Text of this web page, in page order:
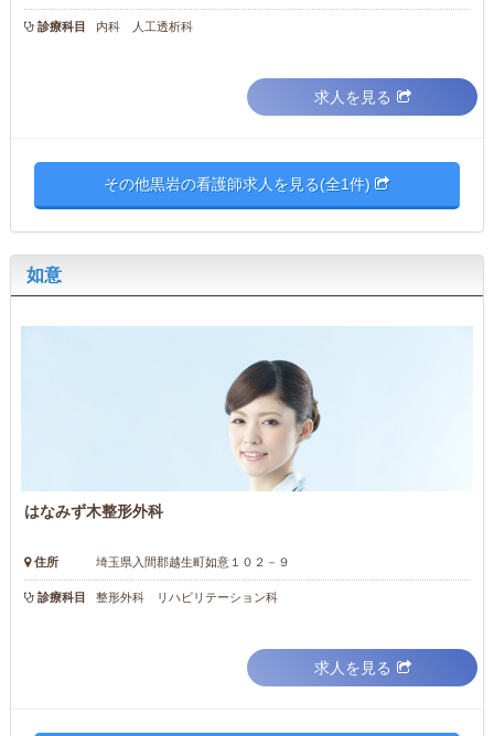
診療科目 内科 人工透析科
求人を見る
その他黒岩の看護師求人を見る(全1件)
如意
はなみず木整形外科
住所 埼玉県入間郡越生町如意１０２－９
診療科目 整形外科 リハビリテーション科
求人を見る